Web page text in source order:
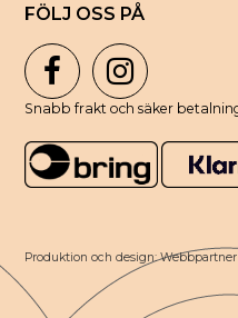
FÖLJ OSS PÅ
Snabb frakt och säker
Produktion och design: Webbpartner